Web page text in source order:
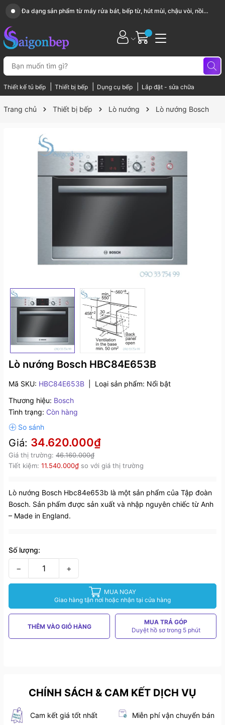
Sài Gòn Bếp chuyên thiết bị bếp, gia dụng bếp cao cấp
Thiết kế tủ bếp Thiết bị bếp Dụng cụ bếp Lắp đặt - sửa chữa
Trang chủ Thiết bị bếp Lò nướng Lò nướng Bosch
Lò nướng Bosch HBC84E653B
Mã SKU: HBC84E653B Loại sản phẩm: Nổi bật
Thương hiệu: Bosch
Tình trạng: Còn hàng
Giá: 34.620.000₫
Giá thị trường: 46.160.000₫
Tiết kiệm: 11.540.000₫ so với giá thị trường
Lò nướng Bosch Hbc84e653b là một sản phẩm của Tập đoàn
Bosch. Sản phẩm được sản xuất và nhập nguyên chiếc từ Anh
– Made in England.
Số lượng:
− +
MUA NGAY
Giao hàng tận nơi hoặc nhận tại cửa hàng
THÊM VÀO GIỎ HÀNG
MUA TRẢ GÓP
Duyệt hồ sơ trong 5 phút
CHÍNH SÁCH & CAM KẾT DỊCH VỤ
Cam kết giá tốt nhất Miễn phí vận chuyển bán